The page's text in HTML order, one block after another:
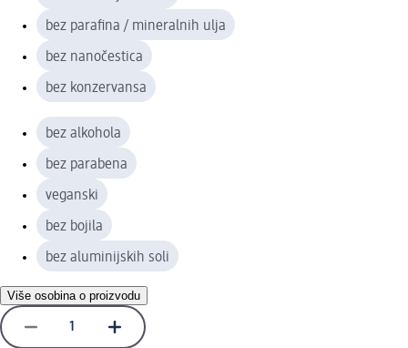
bez parafina / mineralnih ulja
bez nanočestica
bez konzervansa
bez alkohola
bez parabena
veganski
bez bojila
bez aluminijskih soli
Više osobina o proizvodu